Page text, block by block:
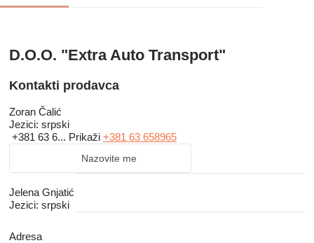
D.O.O. "Extra Auto Transport"
Kontakti prodavca
Zoran Čalić
Jezici: srpski
+381 63 6... Prikaži +381 63 658965
Nazovite me
Jelena Gnjatić
Jezici: srpski
Adresa